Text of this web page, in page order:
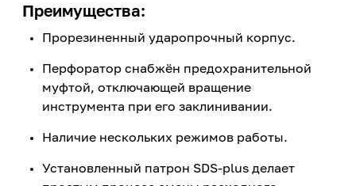
Преимущества:
Прорезиненный ударопрочный корпус.
Перфоратор снабжён предохранительной
муфтой, отключающей вращение
инструмента при его заклинивании.
Наличие нескольких режимов работы.
Установленный патрон SDS-plus делает